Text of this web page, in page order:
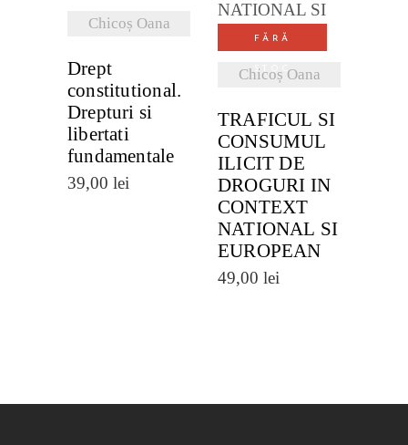
Chicoș Oana
Drept
constitutional.
Drepturi si
libertati
fundamentale
39,00 lei
FĂRĂ
STOC
Chicoș Oana
TRAFICUL SI
CONSUMUL
ILICIT DE
DROGURI IN
CONTEXT
NATIONAL SI
EUROPEAN
49,00 lei